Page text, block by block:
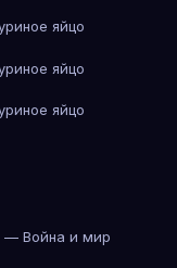
яйцо
яйцо
яйцо
— Война и мир